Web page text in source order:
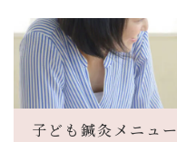
子ども鍼灸メニュー